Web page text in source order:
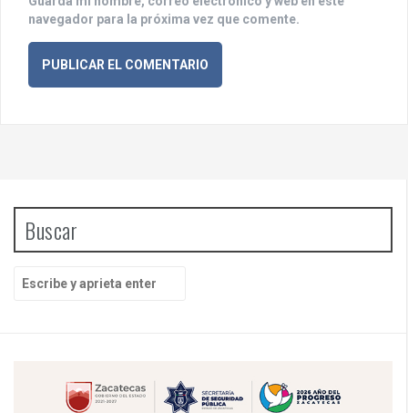
navegador para la próxima vez que comente.
Buscar